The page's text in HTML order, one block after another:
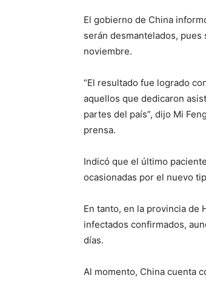
El gobierno de China
serán desmantelados,
noviembre.
“El resultado fue logrado
aquellos que dedicaron
partes del país”, dijo Mi
prensa.
Indicó que el último
ocasionadas por el nuevo
En tanto, en la provincia de
infectados confirmados,
días.
Al momento, China cuenta